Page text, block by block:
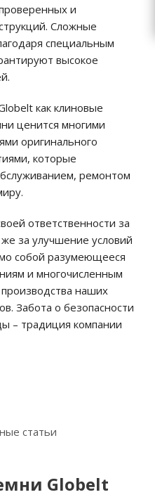
и
Сложные
специальным
высокое
как клиновые
ценится многими
оригинального
которые
ремонтом
ответственности за
за улучшение условий
собой разумеющееся
и многочисленным
наших
Забота о безопасности
– традиция компании
статьи
Globelt